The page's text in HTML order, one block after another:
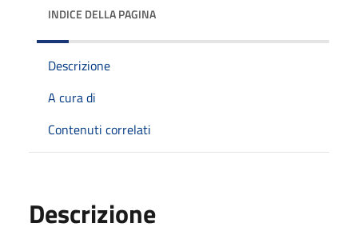
INDICE DELLA PAGINA
Descrizione
A cura di
Contenuti correlati
Descrizione